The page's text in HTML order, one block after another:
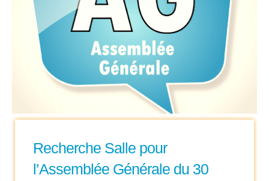
Recherche Salle pour
l’Assemblée Générale du 30